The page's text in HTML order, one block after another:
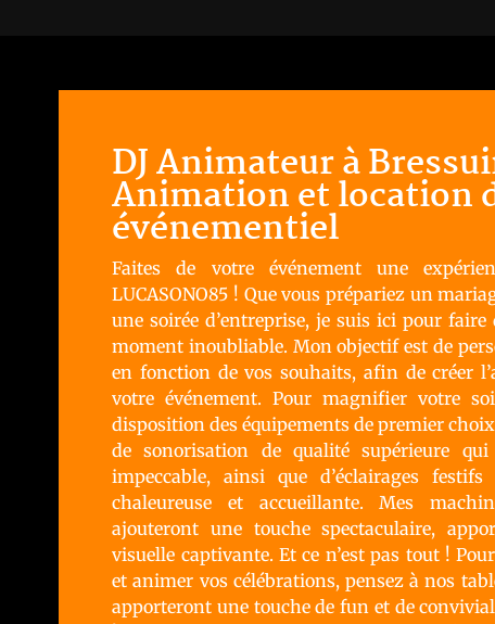
DJ Animateur à
Animation et location
événementiel
Faites de votre événement une
LUCASONO85 ! Que vous prépariez un
une soirée d’entreprise, je suis ici pour
moment inoubliable. Mon objectif est de
en fonction de vos souhaits, afin de créer
votre événement. Pour magnifier votre
disposition des équipements de premier
de sonorisation de qualité supérieure
impeccable, ainsi que d’éclairages
chaleureuse et accueillante. Mes
ajouteront une touche spectaculaire,
visuelle captivante. Et ce n’est pas tout !
et animer vos célébrations, pensez à nos
apporteront une touche de fun et de